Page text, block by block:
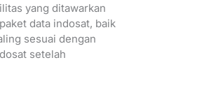
yang ditawarkan
data indosat, baik
sesuai dengan
setelah